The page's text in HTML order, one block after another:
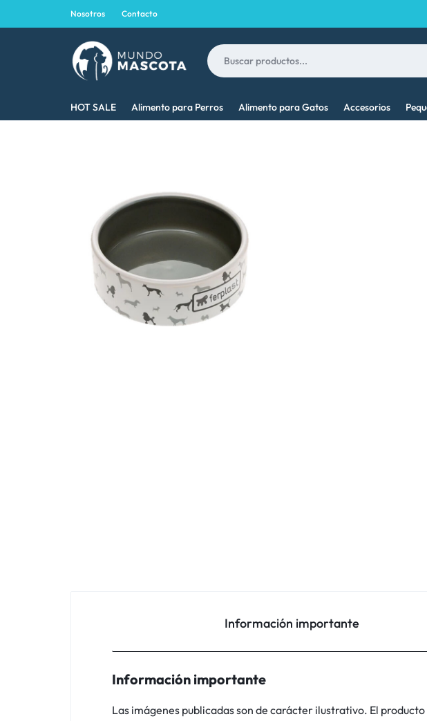
Nosotros Contacto
MASCOTA
MEJOR
MASCOTA
HOT SALE Alimento para Perros Alimento para Gatos Accesorios
Información importante
Información importante
Las imágenes publicadas son de carácter ilustrativo. El